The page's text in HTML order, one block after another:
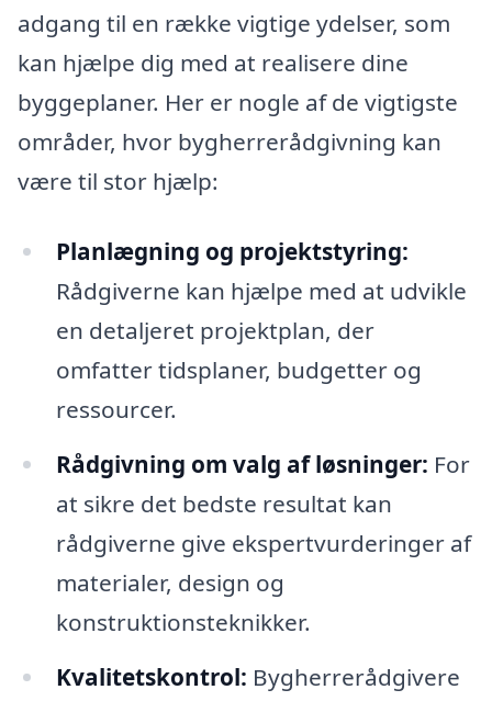
adgang til en række vigtige ydelser, som
kan hjælpe dig med at realisere dine
byggeplaner. Her er nogle af de vigtigste
områder, hvor bygherrerådgivning kan
være til stor hjælp:
Planlægning og projektstyring:
Rådgiverne kan hjælpe med at udvikle
en detaljeret projektplan, der
omfatter tidsplaner, budgetter og
ressourcer.
Rådgivning om valg af løsninger: For
at sikre det bedste resultat kan
rådgiverne give ekspertvurderinger af
materialer, design og
konstruktionsteknikker.
Kvalitetskontrol: Bygherrerådgivere